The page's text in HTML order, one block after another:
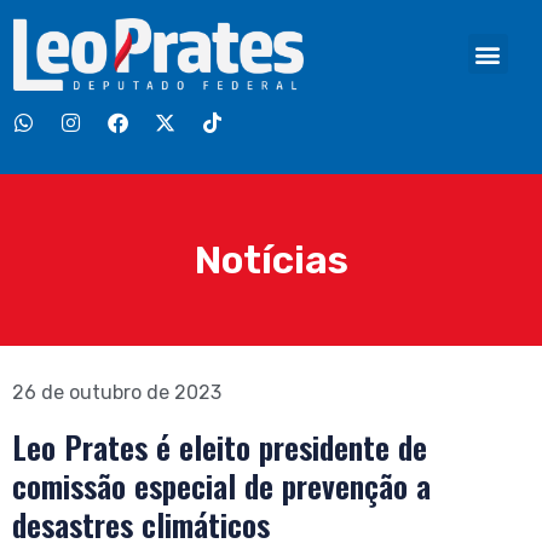
Notícias
26 de outubro de 2023
Leo Prates é eleito presidente de
comissão especial de prevenção a
desastres climáticos